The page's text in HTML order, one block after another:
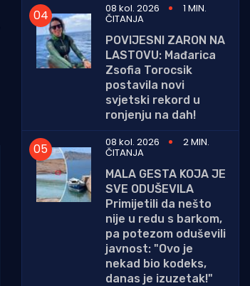
08 kol. 2026
1 MIN.
ČITANJA
POVIJESNI ZARON NA
LASTOVU: Mađarica
Zsofia Torocsik
postavila novi
svjetski rekord u
ronjenju na dah!
08 kol. 2026
2 MIN.
ČITANJA
MALA GESTA KOJA JE
SVE ODUŠEVILA
Primijetili da nešto
nije u redu s barkom,
pa potezom oduševili
javnost: "Ovo je
nekad bio kodeks,
danas je izuzetak!"